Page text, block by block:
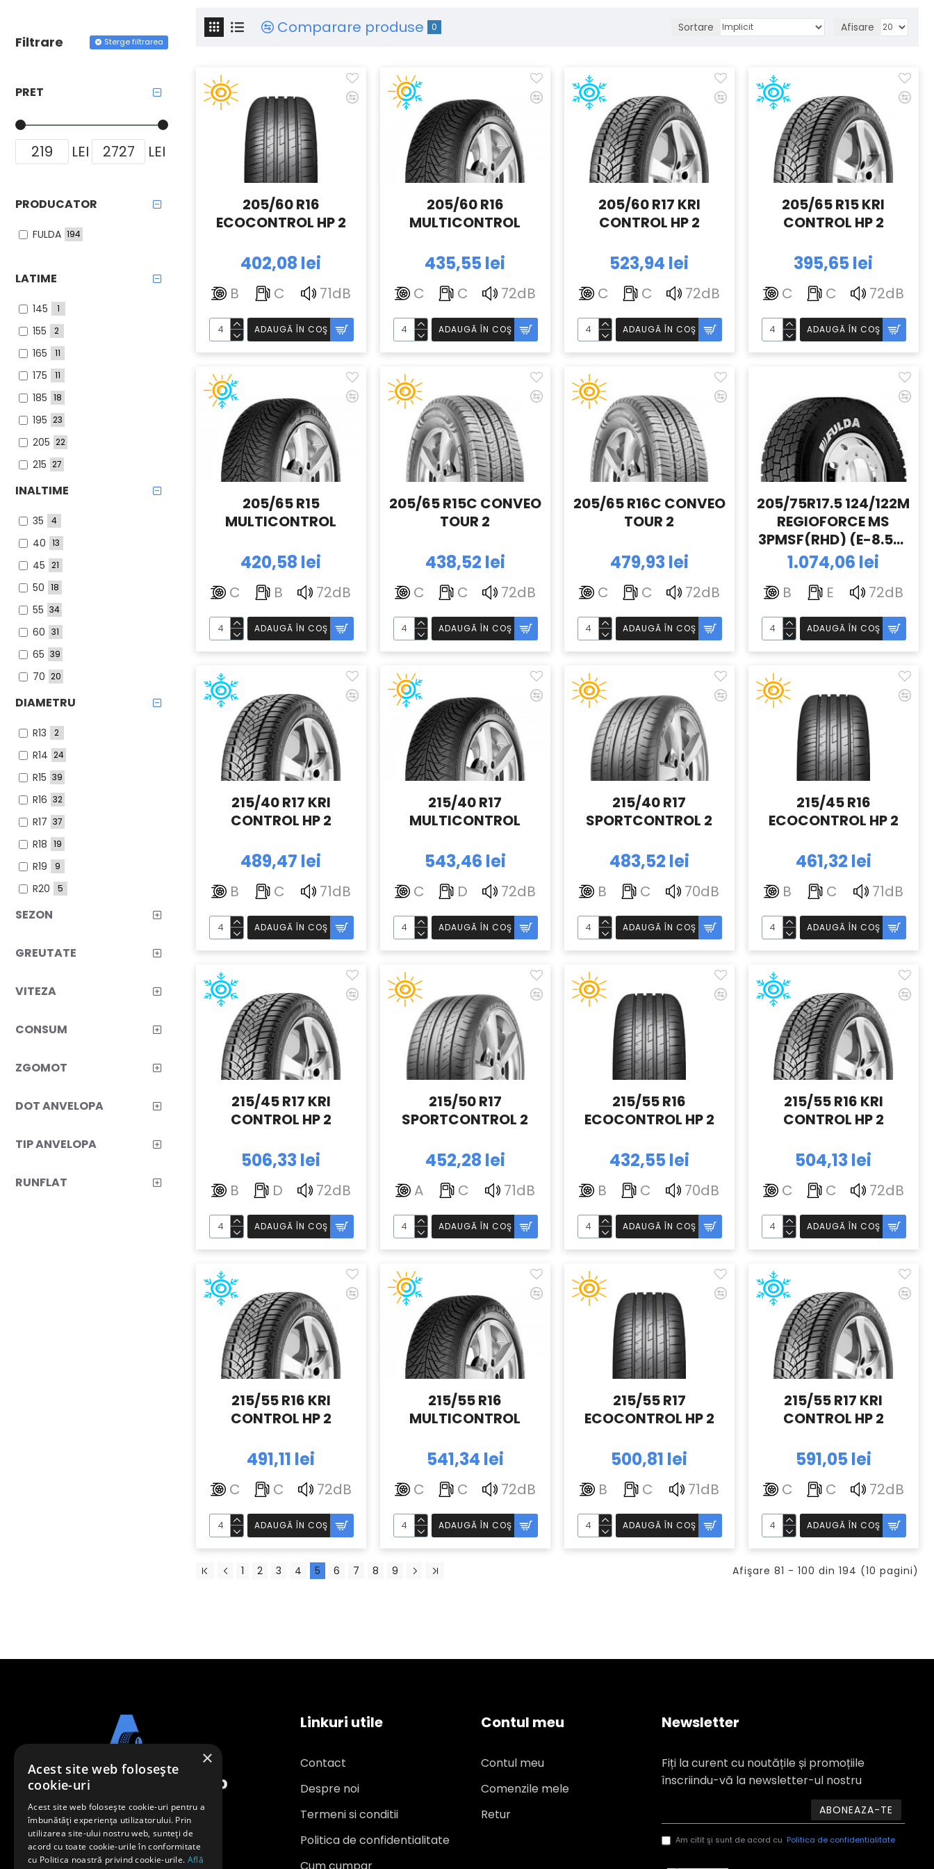
Filtrare Sterge filtrarea
PRET
LEI LEI
GREUTATE
LATIME
145 1
155 2
165 11
175 11
185 18
195 23
205 22
215 27
225 18
245 12
7
275 3
285 1
295 4
8
INALTIME
35 4
40 13
45 21
50 18
55 34
60 31
65 39
70 20
75 6
ZGOMOT
SEZON
TIP ANVELOPA
CONSUM
RUNFLAT
DOT ANVELOPA
PRODUCATOR
FULDA 194
VITEZA
DIAMETRU
R13 2
R14 24
R15 39
R16 32
R17 37
R18 19
R19 9
R20 5
R21
R195 4
Comparare produse 0 Sortare Afisare
205/60 R16
ECOCONTROL HP 2
402,08 lei
B C 71dB
ADAUGĂ ÎN COŞ
205/60 R16
MULTICONTROL
435,55 lei
C C 72dB
ADAUGĂ ÎN COŞ
205/60 R17 KRI
CONTROL HP 2
523,94 lei
C C 72dB
ADAUGĂ ÎN COŞ
205/65 R15 KRI
CONTROL HP 2
395,65 lei
C C 72dB
ADAUGĂ ÎN COŞ
205/65 R15
MULTICONTROL
420,58 lei
C B 72dB
ADAUGĂ ÎN COŞ
205/65 R15C CONVEO
TOUR 2
438,52 lei
C C 72dB
ADAUGĂ ÎN COŞ
205/65 R16C CONVEO
TOUR 2
479,93 lei
C C 72dB
ADAUGĂ ÎN COŞ
205/75R17.5 124/122M
REGIOFORCE MS
3PMSF(RHD) (E-8.57)
TL FULDA
1.074,06 lei
B E 72dB
ADAUGĂ ÎN COŞ
215/40 R17 KRI
CONTROL HP 2
489,47 lei
B C 71dB
ADAUGĂ ÎN COŞ
215/40 R17
MULTICONTROL
543,46 lei
C D 72dB
ADAUGĂ ÎN COŞ
215/40 R17
SPORTCONTROL 2
483,52 lei
B C 70dB
ADAUGĂ ÎN COŞ
215/45 R16
ECOCONTROL HP 2
461,32 lei
B C 71dB
ADAUGĂ ÎN COŞ
215/45 R17 KRI
CONTROL HP 2
506,33 lei
B D 72dB
ADAUGĂ ÎN COŞ
215/50 R17
SPORTCONTROL 2
452,28 lei
A C 71dB
ADAUGĂ ÎN COŞ
215/55 R16
ECOCONTROL HP 2
432,55 lei
B C 70dB
ADAUGĂ ÎN COŞ
215/55 R16 KRI
CONTROL HP 2
504,13 lei
C C 72dB
ADAUGĂ ÎN COŞ
215/55 R16 KRI
CONTROL HP 2
491,11 lei
C C 72dB
ADAUGĂ ÎN COŞ
215/55 R16
MULTICONTROL
541,34 lei
C C 72dB
ADAUGĂ ÎN COŞ
215/55 R17
ECOCONTROL HP 2
500,81 lei
B C 71dB
ADAUGĂ ÎN COŞ
215/55 R17 KRI
CONTROL HP 2
591,05 lei
C C 72dB
ADAUGĂ ÎN COŞ
1 2 3 4 5 6 7 8 9 Afişare 81 - 100 din 194 (10 pagini)
office@anvelopeavantajoase.ro
0739 849 970
Linkuri utile
Contact
Despre noi
Termeni si conditii
Politica de confidentialitate
Contul meu
Contul meu
Comenzile mele
Retur
Newsletter
Fiți la curent cu noutățile și promoțiile
înscriindu-vă la newsletter-ul nostru
ABONEAZA-TE
Am citit şi sunt de acord cu Politica de confidentialitate
×
Acest site web folosește
cookie-uri
Acest site web folosește cookie-uri pentru a
îmbunătăți experiența utilizatorului. Prin
utilizarea site-ului nostru web, sunteți de
acord cu toate cookie-urile în conformitate
cu Politica noastră privind cookie-urile. Află